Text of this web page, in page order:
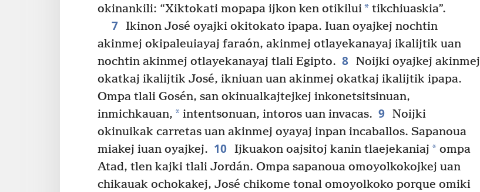
okinankili: “Xiktokati mopapa ijkon ken otikilui* tikchiuaskia”.
7 Ikinon José oyajki okitokato ipapa. Iuan oyajkej nochtin
akinmej okipaleuiayaj faraón, akinmej otlayekanayaj ikalijtik uan
nochtin akinmej otlayekanayaj tlali Egipto. 8 Noijki oyajkej akinmej
okatkaj ikalijtik José, ikniuan uan akinmej okatkaj ikalijtik ipapa.
Ompa tlali Gosén, san okinualkajtejkej inkonetsitsinuan,
inmichkauan, * intentsonuan, intoros uan invacas. 9 Noijki
okinuikak carretas uan akinmej oyayaj inpan incaballos. Sapanoua
miakej iuan oyajkej. 10 Ijkuakon oajsitoj kanin tlaejekaniaj *ompa
Atad, tlen kajki tlali Jordán. Ompa sapanoua omoyolkokojkej uan
chikauak ochokakej, José chikome tonal omoyolkoko porque omiki